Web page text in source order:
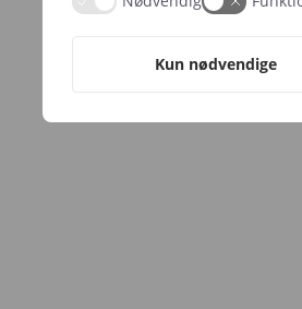
Kun nødvendige